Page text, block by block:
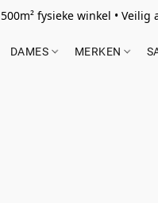
500m² fysieke winkel •
DAMES MERKEN